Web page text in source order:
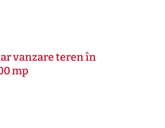
vanzare teren în
mp